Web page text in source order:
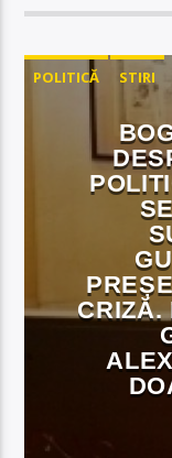
POLITICĂ STIRI
CRIZĂ.